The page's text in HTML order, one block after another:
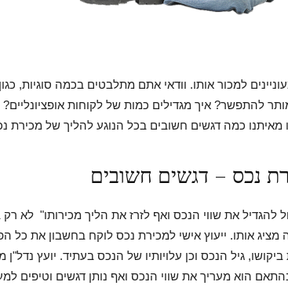
למכור אותו. וודאי אתם מתלבטים בכמה סוגיות,
להתפשר? איך מגדילים כמות של לקוחות אופציונליים?
מאיתנו כמה דגשים חשובים בכל הנוגע להליך של מכירת
נכס – דגשים חשובים
להגדיל את שווי הנכס ואף לזרז את הליך מכירותו" לא
אותו. ייעוץ אישי למכירת נכס לוקח בחשבון את כל
גיל הנכס וכן עלויותיו של הנכס בעתיד. יועץ נדל"ן
הוא מעריך את שווי הנכס ואף נותן דגשים וטיפים למען